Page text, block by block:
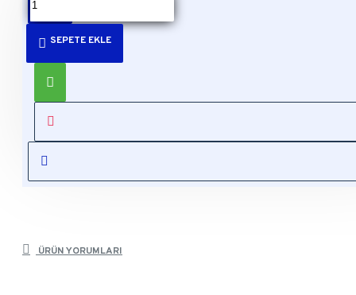
SEPETE EKLE
ÜRÜN BILGISI
displayed as tabs, accordion or all-visible blocks in grid
be set up as a link and point to other pages or open popup
modules. Optional "Show More" collapsible block content is
also available as an option for large and tall descriptions or
custom content.
ÜRÜN YORUMLARI